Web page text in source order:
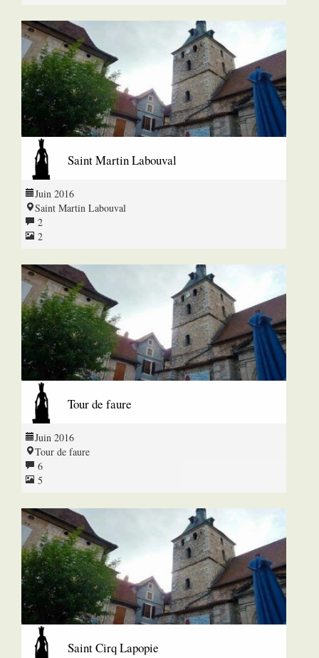
Saint Martin Labouval
Juin 2016
Saint Martin Labouval
2
2
Tour de faure
Juin 2016
Tour de faure
6
5
Saint Cirq Lapopie